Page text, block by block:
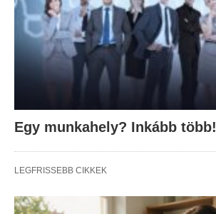
Egy munkahely? Inkább több!
LEGFRISSEBB CIKKEK